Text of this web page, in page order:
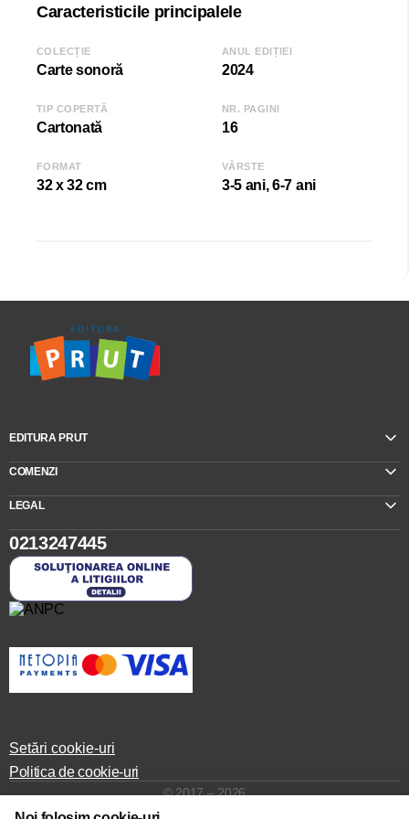
Caracteristicile principalele
COLECȚIE
Carte sonoră
ANUL EDIȚIEI
2024
TIP COPERTĂ
Cartonată
NR. PAGINI
16
FORMAT
32 x 32 cm
VÂRSTE
3-5 ani, 6-7 ani
EDITURA PRUT
COMENZI
LEGAL
0213247445
Setări cookie-uri
Politica de cookie-uri
© 2017 – 2026